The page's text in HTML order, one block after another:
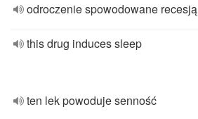
odroczenie spowodowane recesją
this drug induces sleep
ten lek powoduje senność